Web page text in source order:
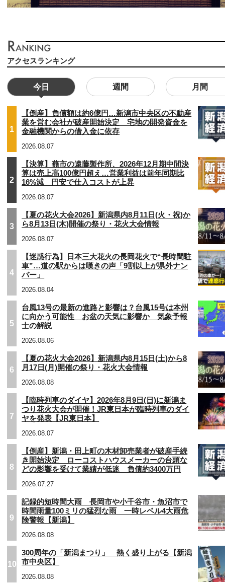
アクセスランキング
今日 週間 月間
1
【倒産】負債額は約6億円…新潟市中央区の不動産
業を営む会社が破産開始決定 宅地の開発資金を
金融機関からの借入金に依存
2026.08.07
2
【決算】燕市の遠藤製作所、2026年12月期中間決
算は売上高100億円超え…営業利益は前年同期比
16%減 円安で仕入コストが上昇
2026.08.07
3
【夏の花火大会2026】新潟県内8月11日(火・祝)か
ら8月13日(木)開催の祭り・花火大会情報
2026.08.07
4
【迷惑行為】日本三大花火の長岡花火で“長時間駐
車”…道の駅からは嘆きの声「9割以上が県外ナン
バー」
2026.08.04
5
台風13号の最新の進路と影響は？台風15号は本州
に向かう可能性 お盆の天気に影響か 気象予報
士の解説
2026.08.06
6
【夏の花火大会2026】新潟県内8月15日(土)から8
月17日(月)開催の祭り・花火大会情報
2026.08.08
7
【臨時列車のダイヤ】2026年8月9日(日)に新潟ま
つり花火大会が開催！JR東日本が臨時列車のダイ
ヤを発表【JR東日本】
2026.08.07
8
【倒産】新潟・田上町の木材卸売業者が破産手続
き開始決定 ローコストハウスメーカーの台頭な
どの影響を受けて業績が低迷 負債約3400万円
2026.07.27
9
記録的短時間大雨 長岡市や小千谷市・魚沼市で
時間雨量100ミリの猛烈な雨 一時レベル4大雨危
険警報【新潟】
2026.08.08
10
300周年の「新潟まつり」 熱く盛り上がる【新潟
市中央区】
2026.08.08